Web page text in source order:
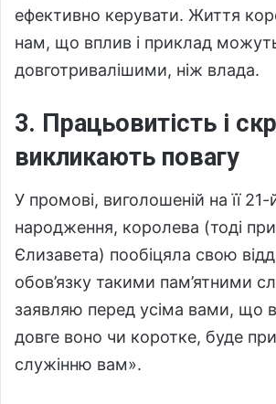
ефективно керувати. Життя
нам, що вплив і приклад
довготривалішими, ніж влада.
3. Працьовитість і
викликають повагу
У промові, виголошеній на її 21-
народження, королева (тоді
Єлизавета) пообіцяла свою
обов’язку такими пам’ятними
заявляю перед усіма вами, що
довге воно чи коротке, буде
служінню вам».